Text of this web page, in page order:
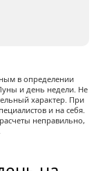
в определении
и день недели. Не
характер. При
и на себя.
неправильно,